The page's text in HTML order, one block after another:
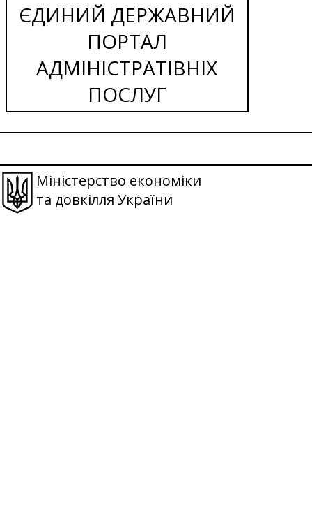
ЄДИНИЙ ДЕРЖАВНИЙ
ПОРТАЛ
АДМІНІСТРАТІВНІХ
ПОСЛУГ
Міністерство економіки
та довкілля України